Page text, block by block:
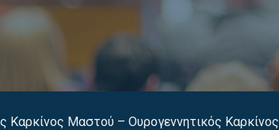
Καρκίνος Μαστού – Ουρογεννητικός Καρκίνος